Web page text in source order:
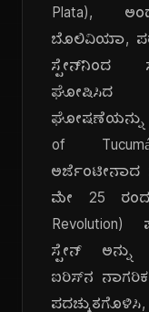
Plata),
ಬೊಲಿವಿಯಾ,
ಸ್ಪೇನ್‌ನಿಂದ
ಘೋಷಿಸಿದ
ಘೋಷಣೆಯನ್ನು
of
ಅರ್ಜೆಂಟೀನಾದ
ಮೇ 25
ಸ್ಪೇನ್ ಅನ್ನು
ಐರಿಸ್‌ನ